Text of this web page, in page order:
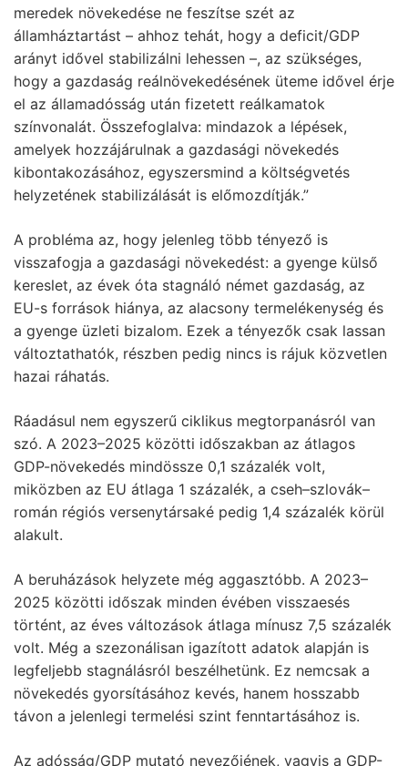
meredek növekedése ne feszítse szét az
államháztartást – ahhoz tehát, hogy a deficit/GDP
arányt idővel stabilizálni lehessen –, az szükséges,
hogy a gazdaság reálnövekedésének üteme idővel érje
el az államadósság után fizetett reálkamatok
színvonalát. Összefoglalva: mindazok a lépések,
amelyek hozzájárulnak a gazdasági növekedés
kibontakozásához, egyszersmind a költségvetés
helyzetének stabilizálását is előmozdítják.”
A probléma az, hogy jelenleg több tényező is
visszafogja a gazdasági növekedést: a gyenge külső
kereslet, az évek óta stagnáló német gazdaság, az
EU-s források hiánya, az alacsony termelékenység és
a gyenge üzleti bizalom. Ezek a tényezők csak lassan
változtathatók, részben pedig nincs is rájuk közvetlen
hazai ráhatás.
Ráadásul nem egyszerű ciklikus megtorpanásról van
szó. A 2023–2025 közötti időszakban az átlagos
GDP-növekedés mindössze 0,1 százalék volt,
miközben az EU átlaga 1 százalék, a cseh–szlovák–
román régiós versenytársaké pedig 1,4 százalék körül
alakult.
A beruházások helyzete még aggasztóbb. A 2023–
2025 közötti időszak minden évében visszaesés
történt, az éves változások átlaga mínusz 7,5 százalék
volt. Még a szezonálisan igazított adatok alapján is
legfeljebb stagnálásról beszélhetünk. Ez nemcsak a
növekedés gyorsításához kevés, hanem hosszabb
távon a jelenlegi termelési szint fenntartásához is.
Az adósság/GDP mutató nevezőjének, vagyis a GDP-